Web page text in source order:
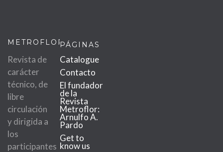
METROFLOR
Revista de
carácter
técnico, de
libre
circulación
y dirigida a
los
participantes
PÁGINAS
Catalogue
Contacto
El fundador
de la
Revista
Metroflor:
Arnulfo A.
Pardo
Get to
know us